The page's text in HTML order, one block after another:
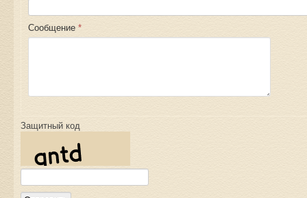
Сообщение *
Защитный код